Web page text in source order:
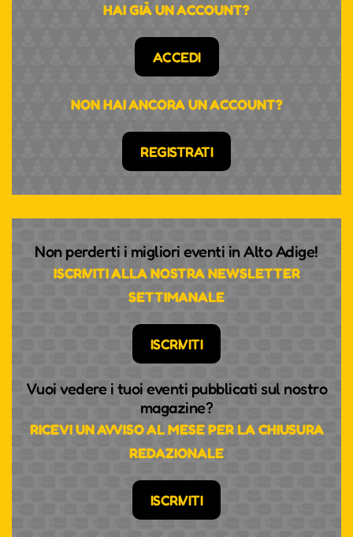
HAI GIÀ UN ACCOUNT?
ACCEDI
NON HAI ANCORA UN ACCOUNT?
REGISTRATI
Non perderti i migliori eventi in Alto Adige!
ISCRIVITI ALLA NOSTRA NEWSLETTER
SETTIMANALE
ISCRIVITI
Vuoi vedere i tuoi eventi pubblicati sul nostro
magazine?
RICEVI UN AVVISO AL MESE PER LA CHIUSURA
REDAZIONALE
ISCRIVITI